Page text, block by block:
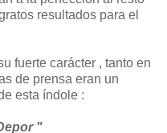
resultados para el
fuerte carácter , tanto en
de prensa eran un
esta índole :
"